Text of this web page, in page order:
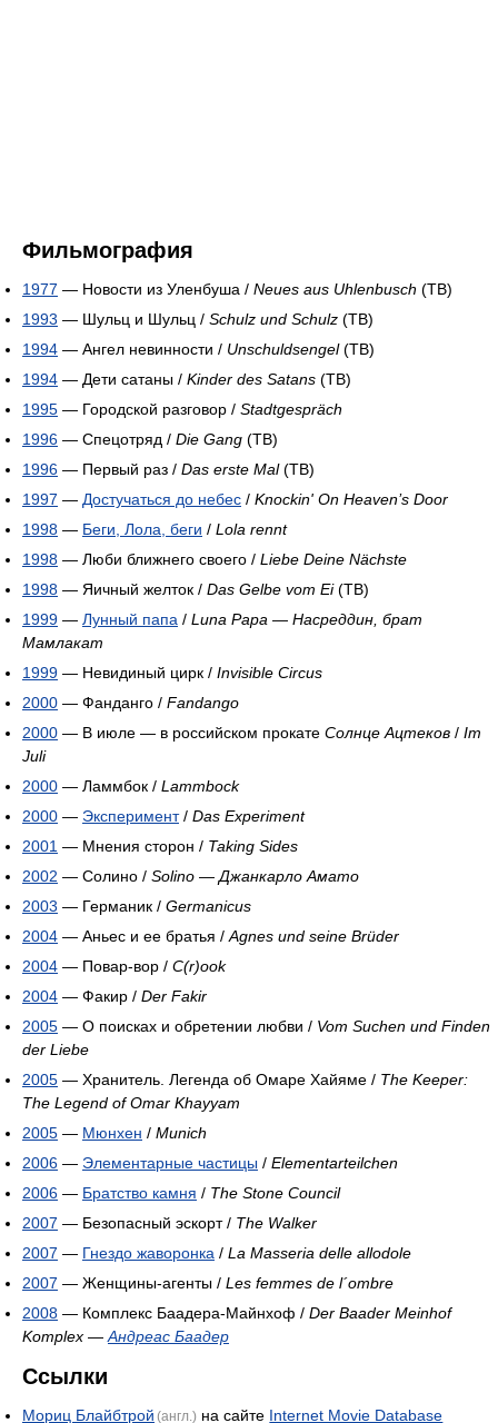
Фильмография
1977 — Новости из Уленбуша / Neues aus Uhlenbusch (ТВ)
1993 — Шульц и Шульц / Schulz und Schulz (ТВ)
1994 — Ангел невинности / Unschuldsengel(ТВ)
1994 — Дети сатаны / Kinder des Satans (ТВ)
1995 — Городской разговор / Stadtgespräch
1996 — Спецотряд / Die Gang (ТВ)
1996 — Первый раз / Das erste Mal(ТВ)
1997 — Достучаться до небес / Knockin' On Heaven’s Door
1998 — Беги, Лола, беги / Lola rennt
1998 — Люби ближнего своего / Liebe Deine Nächste
1998 — Яичный желток / Das Gelbe vom Ei(ТВ)
1999 — Лунный папа / Luna Papa — Насреддин, брат
Мамлакат
1999 — Невидиный цирк / Invisible Circus
2000 — Фанданго / Fandango
2000 — В июле — в российском прокате Солнце Ацтеков / Im
Juli
2000 — Ламмбок / Lammbock
2000 — Эксперимент/ Das Experiment
2001 — Мнения сторон / Taking Sides
2002 — Солино / Solino — Джанкарло Амато
2003 — Германик / Germanicus
2004 — Аньес и ее братья / Agnes und seine Brüder
2004 — Повар-вор / C(r)ook
2004 — Факир / Der Fakir
2005 — О поисках и обретении любви / Vom Suchen und Finden
der Liebe
2005 — Хранитель. Легенда об Омаре Хайяме / The Keeper:
The Legend of Omar Khayyam
2005 — Мюнхен / Munich
2006 — Элементарные частицы / Elementarteilchen
2006 — Братство камня / The Stone Council
2007 — Безопасный эскорт / The Walker
2007 — Гнездо жаворонка / La Masseria delle allodole
2007 — Женщины-агенты / Les femmes de l´ombre
2008 — Комплекс Баадера-Майнхоф / Der Baader Meinhof
Komplex — Андреас Баадер
Ссылки
Мориц Блайбтрой (англ.) на сайте Internet Movie Database